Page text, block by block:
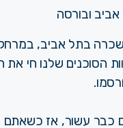
ובורסה
הסוכנים שלנו חי
עשור, אז כשאתם